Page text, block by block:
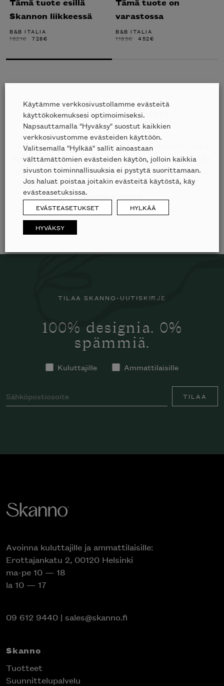
Skannon liikkeessä
B&B ITALIA
1821€ ALKUPERÄINEN
1821€.
728€
728€.
varastossa
B&B ITALIA
1183€ ALKUPERÄINEN
452€
Etkö löytänyt etsimääsi?
Tiesithän, että kauttamme on mahdollista tilata
kaikkien edustamiemme merkkien tuotteita, jotka
eivät ole esillä nettisivuillamme? Tiedustele lisää
puhelimitse09 612 9440tai sähköpostilla
sales@skanno.fi
TILAA SKANNO-UUTISKIRJE
100% designia. 0%
spämmiä.
Kuluttajille Ammattilaisille
TILAA
Avoinna kuluttajille ja ammattilaisille:
Erottajankatu 2, 00120 Helsinki
ma-pe 10 — 18
la 10 — 17
09 612 9440 | sales@skanno.fi
Skanno
Tuotteet
Suunnittelupalvelu
Käytämme verkkosivustollamme evästeitä
käyttökokemuksesi optimoimiseksi.
Napsauttamalla "Hyväksy" suostut kaikkien
verkkosivustomme evästeiden käyttöön.
Valitsemalla "Hylkää" sallit ainoastaan
välttämättömien evästeiden käytön, jolloin kaikkia
sivuston toiminnallisuuksia ei pystytä suorittamaan.
Jos haluat poistaa joitakin evästeitä käytöstä, käy
evästeasetuksissa.
EVÄSTEASETUKSET HYLKÄÄ
HYVÄKSY